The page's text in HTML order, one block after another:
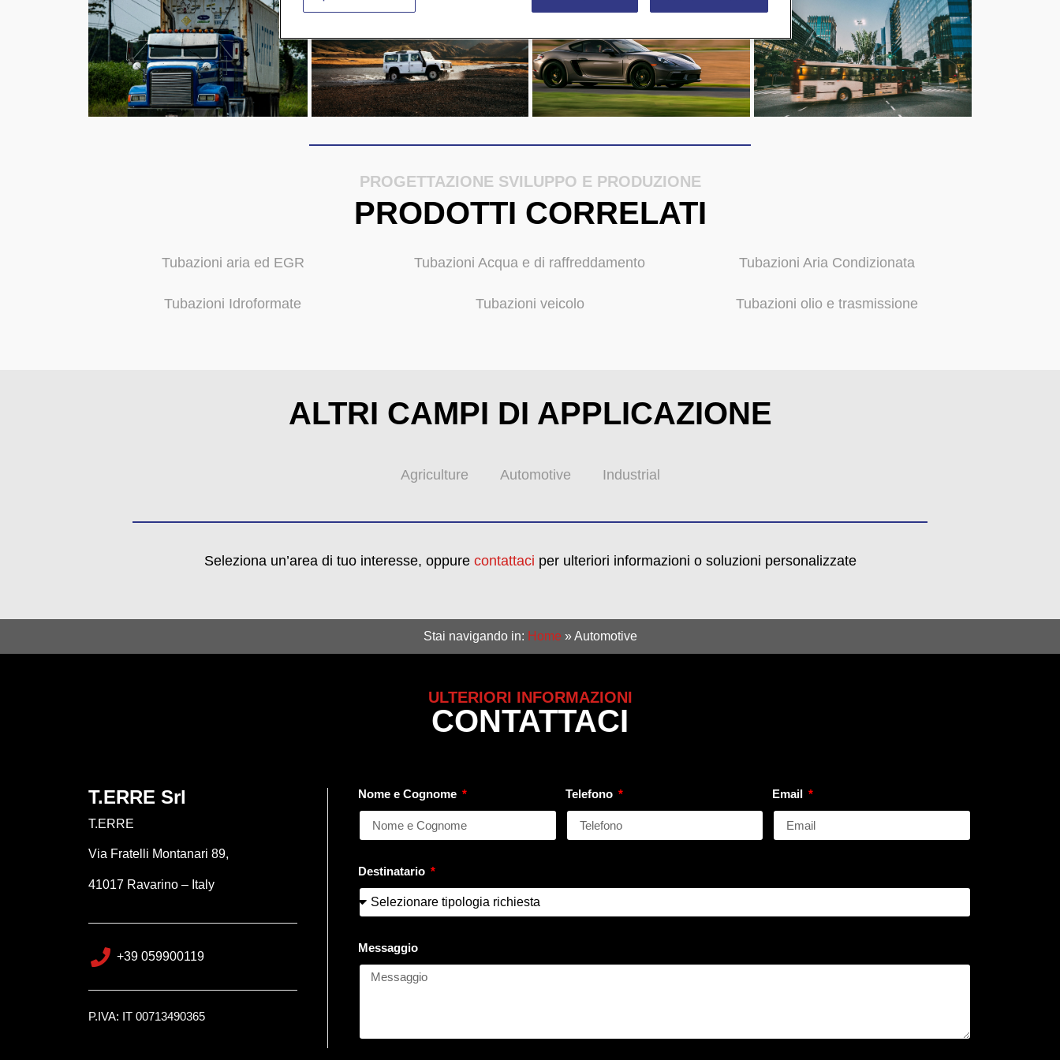
PROGETTAZIONE SVILUPPO E PRODUZIONE
PRODOTTI CORRELATI
Tubazioni aria ed EGR Tubazioni Acqua e di raffreddamento Tubazioni Aria Condizionata
Tubazioni Idroformate Tubazioni veicolo Tubazioni olio e trasmissione
ALTRI CAMPI DI APPLICAZIONE
Agriculture Automotive Industrial
Seleziona un’area di tuo interesse, oppure contattaci per ulteriori informazioni o soluzioni personalizzate
Stai navigando in: Home »Automotive
ULTERIORI INFORMAZIONI
CONTATTACI
T.ERRE Srl
T.ERRE
Via Fratelli Montanari 89,
41017 Ravarino – Italy
+39 059900119
P.IVA: IT 00713490365
Nome e Cognome Telefono Email
Destinatario
Messaggio